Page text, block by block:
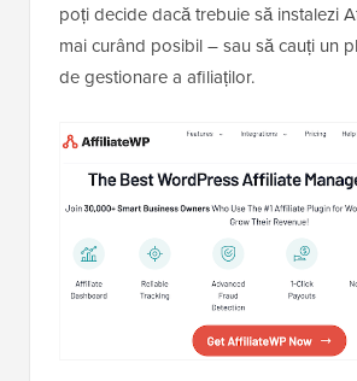
poți decide dacă trebuie să instalezi
mai curând posibil – sau să cauți un
de gestionare a afiliaților.